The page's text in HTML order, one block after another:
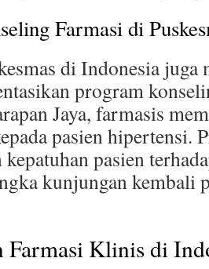
Farmasi di
di Indonesia juga
program
Jaya, farmasis
pasien hipertensi.
pasien
kunjungan kembali
Farmasi Klinis di